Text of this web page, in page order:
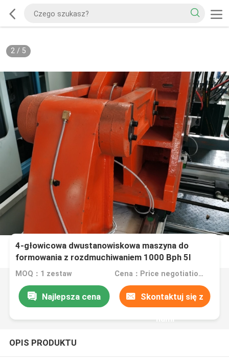
2/ 5
4-głowicowa dwustanowiskowa maszyna do
formowania z rozdmuchiwaniem 1000 Bph 5l
automatyczna butelka
MOQ：1 zestaw Cena：Price negotiation.
Najlepsza cena Skontaktuj się z
nami
OPIS PRODUKTU